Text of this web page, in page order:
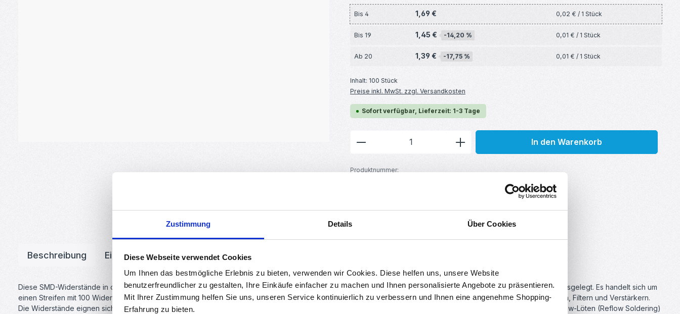
Zustimmung Details Über Cookies
Diese Webseite verwendet Cookies
Um Ihnen das bestmögliche Erlebnis zu bieten, verwenden wir Cookies. Diese helfen uns, unsere Website
benutzerfreundlicher zu gestalten, Ihre Einkäufe einfacher zu machen und Ihnen personalisierte Angebote zu präsentieren.
Mit Ihrer Zustimmung helfen Sie uns, unseren Service kontinuierlich zu verbessern und Ihnen eine angenehme Shopping-
Erfahrung zu bieten.
Bis 4 1,69 € 0,02 € / 1 Stück
Bis 19 1,45 € -14,20 % 0,01 € / 1 Stück
Ab 20 1,39 € -17,75 % 0,01 € / 1 Stück
Inhalt: 100 Stück
Preise inkl. MwSt. zzgl. Versandkosten
Sofort verfügbar, Lieferzeit: 1-3 Tage
Produkt Anzahl: Gib den gewünschten Wert ein oder
In den Warenkorb
Produktnummer:
Hersteller:
Beschreibung Eigenschaften Downloads Bewertungen
Diese SMD-Widerstände in der Bauform 1206 haben eine Größe von 3,2 mm x 1,6 mm und einer Toleranz von 1%. Sie sind für eine maximale Leistung von 1/4 Watt ausgelegt. Es handelt sich um
einen Streifen mit 100 Widerständen. Diese Widerstände eignen sich gut für eine Vielzahl von Anwendungen, insbesondere in der Elektronik, wie z.B. in Schaltungen, Filtern und Verstärkern.
Die Widerstände eignen sich insbesondere für die Platinenfertigung und können auch mit Verfahren wie dem Schwalllöten/Wellenlöten (Wave Soldering) oder Reflow-Löten (Reflow Soldering)